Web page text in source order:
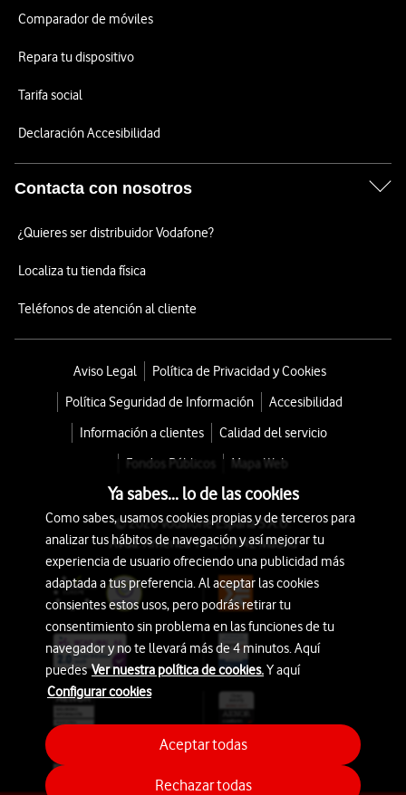
Comparador de móviles
Repara tu dispositivo
Tarifa social
Declaración Accesibilidad
Contacta con nosotros
¿Quieres ser distribuidor Vodafone?
Localiza tu tienda física
Teléfonos de atención al cliente
Aviso Legal
Política de Privacidad y Cookies
Política Seguridad de Información
Accesibilidad
Información a clientes
Calidad del servicio
Fondos Públicos
Mapa Web
© 2026 Vodafone España S.A.U.
Avda. América 115, 28042 Madrid
Ya sabes... lo de las cookies
Como sabes, usamos cookies propias y de terceros para
analizar tus hábitos de navegación y así mejorar tu
experiencia de usuario ofreciendo una publicidad más
adaptada a tus preferencia. Al aceptar las cookies
consientes estos usos, pero podrás retirar tu
consentimiento sin problema en las funciones de tu
navegador y no te llevará más de 4 minutos. Aquí
puedesVer nuestra política de cookies.Y aquí
Configurar cookies
Rechazar todas
Aceptar todas